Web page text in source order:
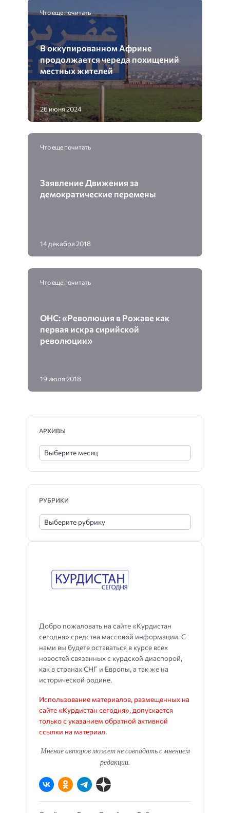
Что еще почитать
В оккупированном Африне
продолжается череда похищений
местных жителей
26 июня 2024
Что еще почитать
Заявление Движения за
демократические перемены
14 декабря 2018
Что еще почитать
ОНС: «Революция в Рожаве как
первая искра сирийской
революции»
19 июля 2018
Добро пожаловать на сайте «Курдистан
сегодня» средства массовой информации. С
нами вы будете оставаться в курсе всех
новостей связанных с курдской диаспорой,
как в странах СНГ и Европы, а так же на
исторической родине.
Использование материалов, размещенных на
сайте «Курдистан сегодня», допускается
только с указанием обратной активной
ссылки на материал.
Мнение авторов может не совпадать с мнением
редакции.
АРХИВЫ
РУБРИКИ